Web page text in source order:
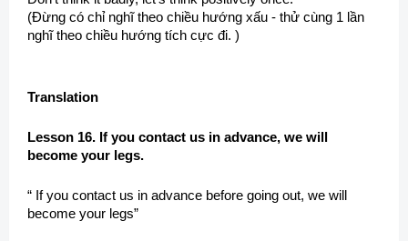
(Đừng có chỉ nghĩ theo chiều hướng xấu - thử cùng 1 lần
nghĩ theo chiều hướng tích cực đi. )
Translation
Lesson 16. If you contact us in advance, we will
become your legs.
“ If you contact us in advance before going out, we will
become your legs”